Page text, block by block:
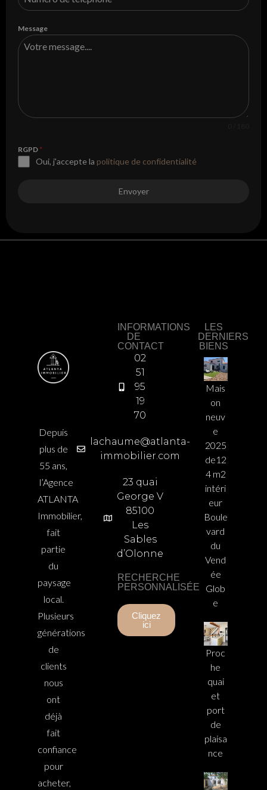
Message
RGPD *
Oui, j'accepte la politique de confidentialité
Envoyer
Depuis
plus de
55 ans,
l’Agence
ATLANTA
Immobilier,
fait
partie
du
paysage
local.
Plusieurs
générations
de
clients
nous
ont
déjà
fait
confiance
pour
acheter,
INFORMATIONS
DE
CONTACT
02
51
95
19
70
lachaume@atlanta-
immobilier.com
23 quai
George V
85100
Les
Sables
d’Olonne
RECHERCHE
PERSONNALISÉE
Cliquez
ici
LES
DERNIERS
BIENS
Mais
on
neuv
e
2025
de12
4 m2
intéri
eur
Boule
vard
du
Vend
ée
Glob
e
Proc
he
quai
et
port
de
plaisa
nce